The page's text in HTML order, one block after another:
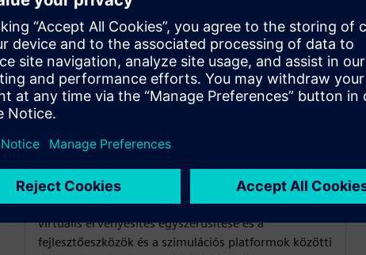
Virtuális ellenőrzés és
érvényesítés végrehajtása
Támogassa az FMI/FMU modell integrációját a
virtuális érvényesítés egyszerűsítése és a
fejlesztőeszközök és a szimulációs platformok közötti